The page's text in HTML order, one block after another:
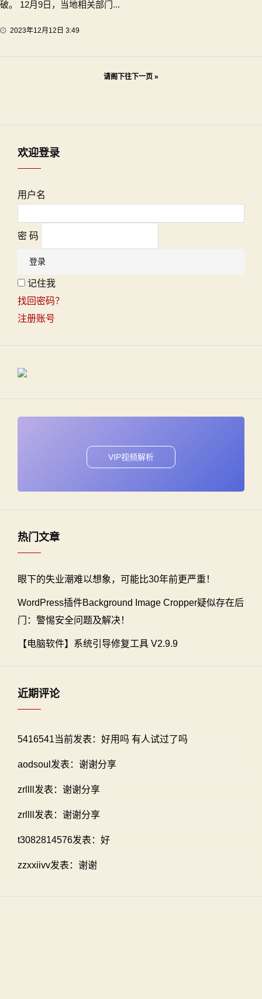
破。 12月9日，当地相关部门...
2023年12月12日 3:49
请阁下往下一页 »
欢迎登录
用户名
密 码
记住我
找回密码？
注册账号
VIP视频解析
热门文章
眼下的失业潮难以想象，可能比30年前更严重！
WordPress插件Background Image Cropper疑似存在后
门：警惕安全问题及解决！
【电脑软件】系统引导修复工具 V2.9.9
近期评论
5416541当前发表：好用吗 有人试过了吗
aodsoul发表：谢谢分享
zrllll发表：谢谢分享
zrllll发表：谢谢分享
t3082814576发表：好
zzxxiivv发表：谢谢